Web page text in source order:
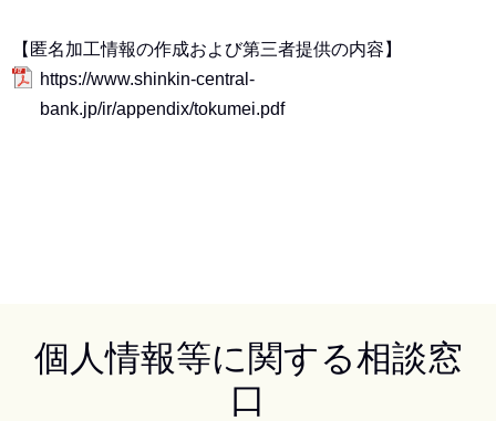
【匿名加工情報の作成および第三者提供の内容】
https://www.shinkin-central-
bank.jp/ir/appendix/tokumei.pdf
個人情報等に関する相談窓
口